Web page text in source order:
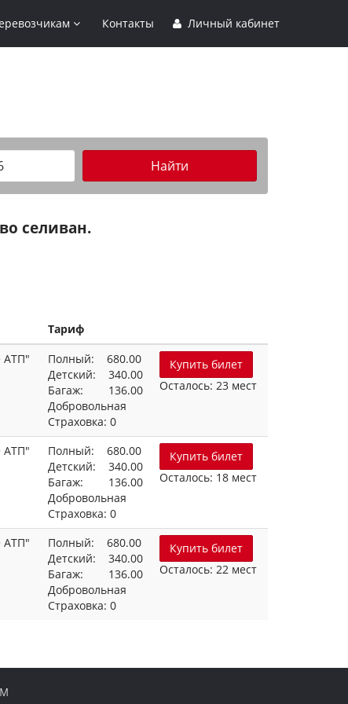
Контакты Личный кабинет
Найти
селиван.
Тариф
АТП"
Полный: 680.00
Детский: 340.00
Багаж: 136.00
Добровольная
Страховка: 0
Купить билет
Осталось: 23 мест
АТП"
Полный: 680.00
Детский: 340.00
Багаж: 136.00
Добровольная
Страховка: 0
Купить билет
Осталось: 18 мест
АТП"
Полный: 680.00
Детский: 340.00
Багаж: 136.00
Добровольная
Страховка: 0
Купить билет
Осталось: 22 мест